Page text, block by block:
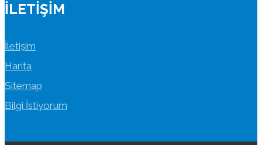
İLETIŞIM
İletişim
Harita
Sitemap
Bilgi İstiyorum